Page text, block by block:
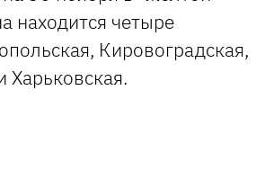
находится четыре
Кировоградская,
Харьковская.